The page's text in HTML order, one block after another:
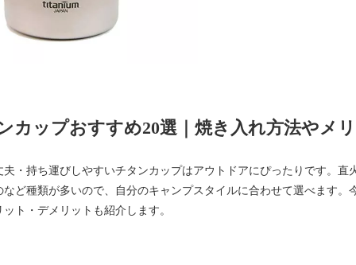
カップおすすめ20選｜焼き入れ方法やメ
夫・持ち運びしやすいチタンカップはアウトドアにぴったりです。
など種類が多いので、自分のキャンプスタイルに合わせて選べます
ット・デメリットも紹介します。